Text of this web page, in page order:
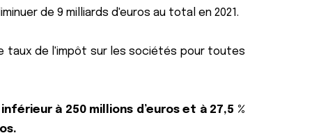
de 9 milliards d'euros au total en 2021.
taux de l'impôt sur les sociétés pour toutes
à 250 millions d’euros et à 27,5 %